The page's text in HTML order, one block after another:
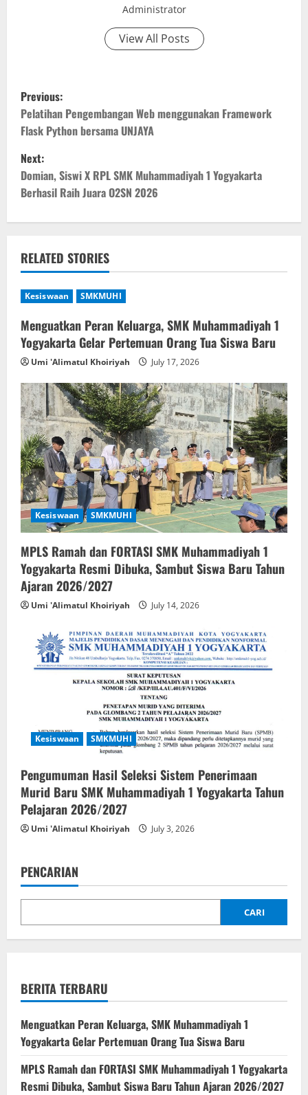
Administrator
View All Posts
P
o
s
t
n
v
i
g
a
t
i
o
n
Previous:
Pelatihan Pengembangan Web menggunakan Framework
Flask Python bersama UNJAYA
Next:
Domian, Siswi X RPL SMK Muhammadiyah 1 Yogyakarta
Berhasil Raih Juara O2SN 2026
RELATED STORIES
Kesiswaan SMKMUHI
Menguatkan Peran Keluarga, SMK Muhammadiyah 1
Yogyakarta Gelar Pertemuan Orang Tua Siswa Baru
Umi 'Alimatul Khoiriyah July 17, 2026
Kesiswaan SMKMUHI
MPLS Ramah dan FORTASI SMK Muhammadiyah 1
Yogyakarta Resmi Dibuka, Sambut Siswa Baru Tahun
Ajaran 2026/2027
Umi 'Alimatul Khoiriyah July 14, 2026
Kesiswaan SMKMUHI
Pengumuman Hasil Seleksi Sistem Penerimaan
Murid Baru SMK Muhammadiyah 1 Yogyakarta Tahun
Pelajaran 2026/2027
Umi 'Alimatul Khoiriyah July 3, 2026
PENCARIAN
CARI
BERITA TERBARU
Menguatkan Peran Keluarga, SMK Muhammadiyah 1
Yogyakarta Gelar Pertemuan Orang Tua Siswa Baru
MPLS Ramah dan FORTASI SMK Muhammadiyah 1 Yogyakarta
Resmi Dibuka, Sambut Siswa Baru Tahun Ajaran 2026/2027